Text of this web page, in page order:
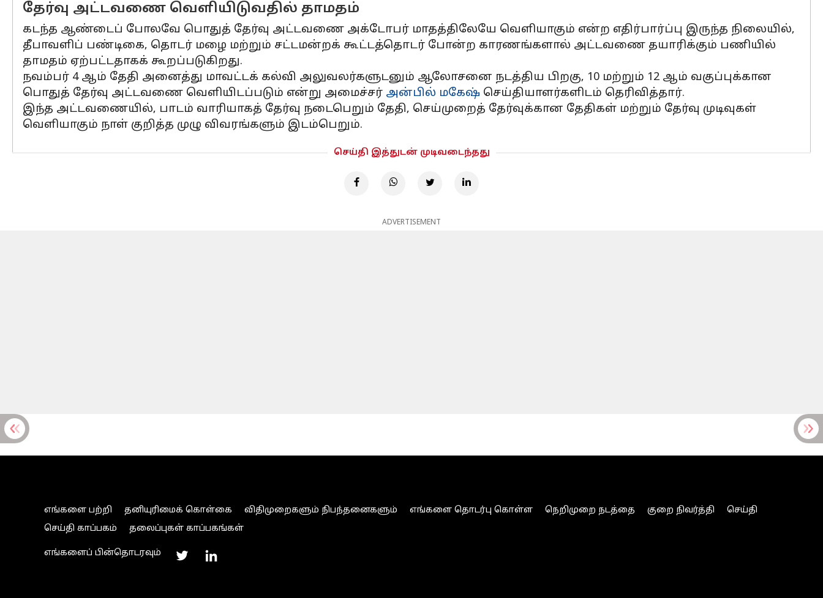
தேர்வு அட்டவணை வெளியிடுவதில் தாமதம்
கடந்த ஆண்டைப் போலவே பொதுத் தேர்வு அட்டவணை அக்டோபர் மாதத்திலேயே வெளியாகும் என்ற எதிர்பார்ப்பு இருந்த நிலையில்,
தீபாவளிப் பண்டிகை, தொடர் மழை மற்றும் சட்டமன்றக் கூட்டத்தொடர் போன்ற காரணங்களால் அட்டவணை தயாரிக்கும் பணியில்
தாமதம் ஏற்பட்டதாகக் கூறப்படுகிறது.
நவம்பர் 4 ஆம் தேதி அனைத்து மாவட்டக் கல்வி அலுவலர்களுடனும் ஆலோசனை நடத்திய பிறகு, 10 மற்றும் 12 ஆம் வகுப்புக்கான
பொதுத் தேர்வு அட்டவணை வெளியிடப்படும் என்று அமைச்சர் அன்பில் மகேஷ் செய்தியாளர்களிடம் தெரிவித்தார்.
இந்த அட்டவணையில், பாடம் வாரியாகத் தேர்வு நடைபெறும் தேதி, செய்முறைத் தேர்வுக்கான தேதிகள் மற்றும் தேர்வு முடிவுகள்
வெளியாகும் நாள் குறித்த முழு விவரங்களும் இடம்பெறும்.
செய்தி இத்துடன் முடிவடைந்தது
ADVERTISEMENT
எங்களை பற்றி தனியுரிமைக் கொள்கை விதிமுறைகளும் நிபந்தனைகளும் எங்களை தொடர்பு கொள்ள நெறிமுறை நடத்தை குறை நிவர்த்தி
செய்தி
செய்தி காப்பகம்
தலைப்புகள் காப்பகங்கள்
எங்களைப் பின்தொடரவும்